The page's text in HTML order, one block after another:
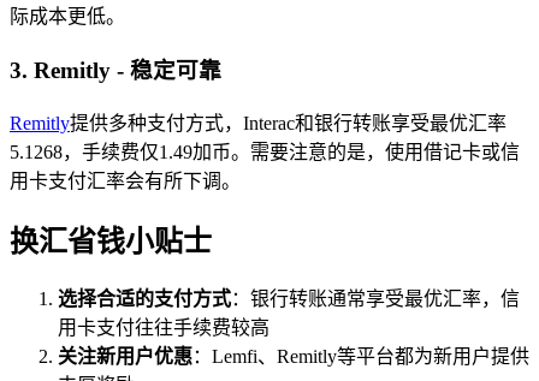
际成本更低。
3. Remitly - 稳定可靠
Remitly提供多种支付方式，Interac和银行转账享受最优汇率
5.1268，手续费仅1.49加币。需要注意的是，使用借记卡或信
用卡支付汇率会有所下调。
换汇省钱小贴士
选择合适的支付方式：银行转账通常享受最优汇率，信
用卡支付往往手续费较高
关注新用户优惠：Lemfi、Remitly等平台都为新用户提供